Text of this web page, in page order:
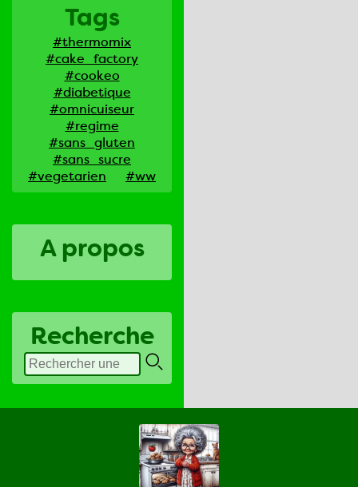
Tags
#thermomix
#cake_factory
#cookeo
#diabetique
#omnicuiseur
#regime
#sans_gluten
#sans_sucre
#vegetarien
#ww
A propos
Recherche